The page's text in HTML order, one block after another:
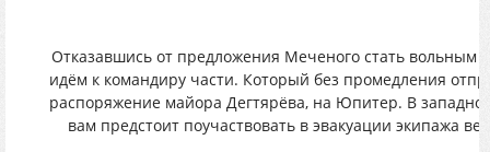
Отказавшись от предложения Меченого стать вольным
идём к командиру части. Который без промедления
распоряжение майора Дегтярёва, на Юпитер. В
вам предстоит поучаствовать в эвакуации экипажа